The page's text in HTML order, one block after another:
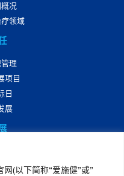
(以下简称“爱施健”或”
况
领域
理
项目
日
展
招聘